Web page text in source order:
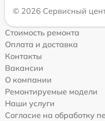
© 2026 Сервисный
Стоимость ремонта
Оплата и доставка
Контакты
Вакансии
О компании
Ремонтируемые модели
Наши услуги
Согласие на обработку